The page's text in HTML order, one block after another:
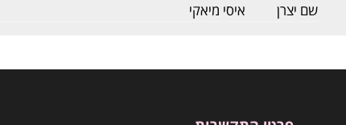
שם יצרן
איסי מיאקי